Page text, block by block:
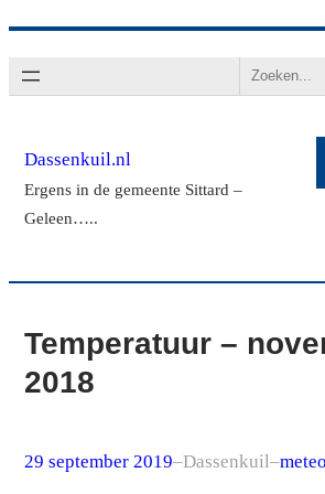
naar
Search
Dassenkuil.nl
Ergens in de gemeente Sittard –
Geleen…..
Temperatuur –
2018
29 september 2019–Dassenkuil–meteo